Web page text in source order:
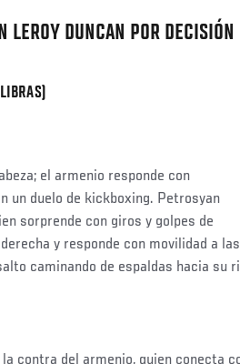
LEROY DUNCAN POR DECISIÓN
el armenio responde con
un duelo de kickboxing. Petrosyan
sorprende con giros y golpes de
y responde con movilidad a las
caminando de espaldas hacia su
contra del armenio, quien conecta